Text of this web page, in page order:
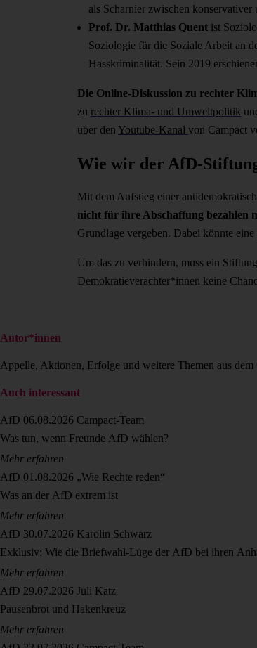
als Scharnier zwischen
Prof. Dr. Matthias Quent ist
Soziologie für die Soziale Arbeit an
Hasskriminalität. Sein 2019
Die Online-Diskussion zu rechter
zu rechter Klima- und Umweltpolitik
über den Youtube-Kanal von Campact
Wie wir der AfD-
Mit dem Aufstieg einer
nicht für ihre Abschaffung bezahlen
Grundlage vergeben. Dabei könnte
Um das zu verhindern, muss ein
Demokratieverächter*innen keine
Autor*innen
Appelle, Aktionen, Erfolge und weitere Themen aus
Auch interessant
AfD 06.08.2026 Campact-Team
Was tun, wenn Freunde AfD wählen?
Mehr erfahren
AfD 01.08.2026 „Wie Rechte reden“
Was an der AfD extrem ist
Mehr erfahren
AfD 30.07.2026 Karolin Schwarz
Exklusiv: Wie die Briefwahl-Lüge der AfD bei ihren
Mehr erfahren
AfD 29.07.2026 Juli Katz
Pausenbrot und Hakenkreuz
Mehr erfahren